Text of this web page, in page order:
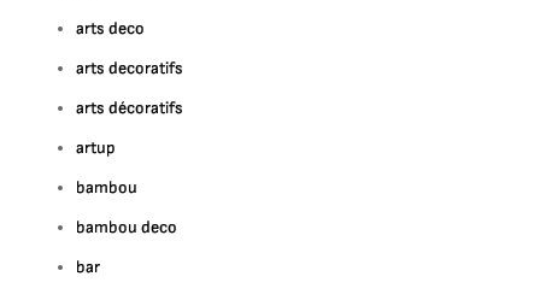
arts deco
arts decoratifs
arts décoratifs
artup
bambou
bambou deco
bar